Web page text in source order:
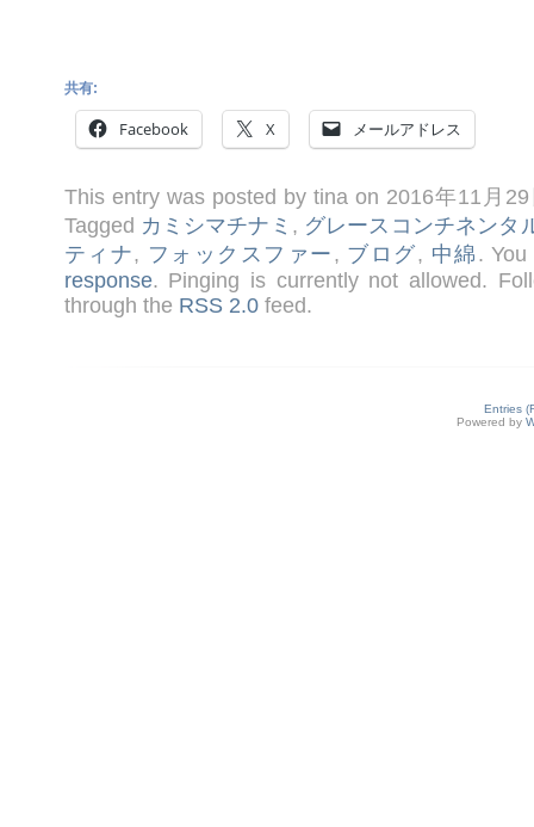
共有:
Facebook X メールアドレス
This entry was posted by tina on 2016年11月
Tagged カミシマチナミ , グレースコンチネンタ
ティナ, フォックスファー , ブログ, 中綿 .
response. Pinging is currently not allowed.
through the RSS 2.0feed.
Entries
Powered by